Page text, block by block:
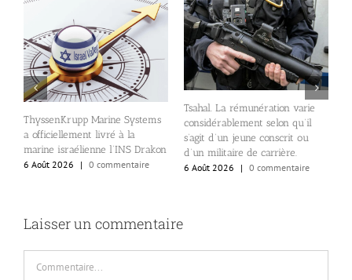
ThyssenKrupp Marine Systems
a officiellement livré à la
marine israélienne l’INS Drakon
6 Août 2026
| 0 commentaire
Tsahal. La rémunération varie
considérablement selon qu’il
s’agit d’un jeune conscrit ou
d’un militaire de carrière.
6 Août 2026
| 0 commentaire
Laisser un commentaire